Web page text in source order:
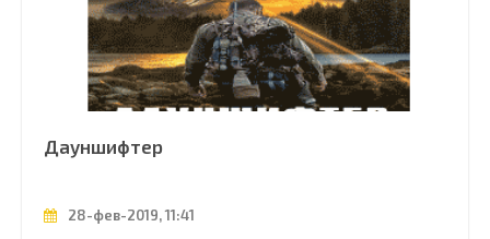
Дауншифтер
28-фев-2019, 11:41